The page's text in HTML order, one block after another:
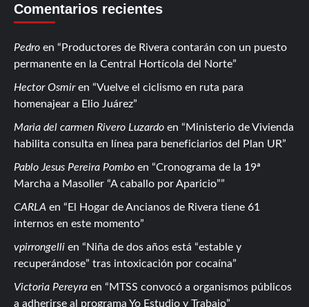
Comentarios recientes
Pedro en
Productores de Rivera contarán con un puesto
permanente en la Central Hortícola del Norte
Hector Osmiren
Vuelve el ciclismo en ruta para
homenajear a Elio Juárez
Maria del carmen Rivero Luzardo en
Ministerio de Vivienda
habilita consulta en línea para beneficiarios del Plan UR
Pablo Jesus Pereira Pombo en
Cronograma de la 19ª
Marcha a Masoller “A caballo por Aparicio”
CARLA en
El Hogar de Ancianos de Rivera tiene 61
internos en este momento
vpirrongelli en
Niña de dos años está “estable y
recuperándose” tras intoxicación por cocaína
Victoria Pereyra en
MTSS convocó a organismos públicos
a adherirse al programa Yo Estudio y Trabajo